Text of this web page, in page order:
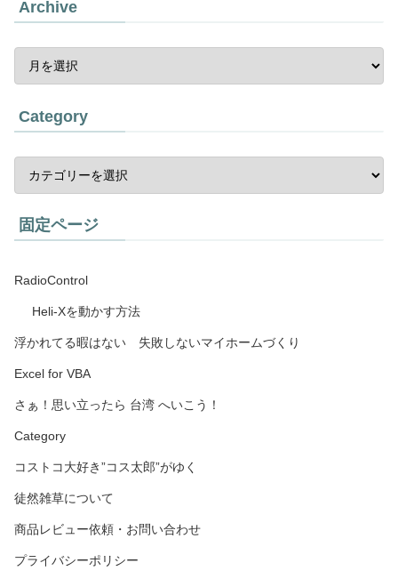
Archive
Category
固定ページ
RadioControl
Heli-Xを動かす方法
浮かれてる暇はない 失敗しないマイホームづくり
Excel for VBA
さぁ！思い立ったら 台湾 へいこう！
Category
コストコ大好き”コス太郎”がゆく
徒然雑草について
商品レビュー依頼・お問い合わせ
プライバシーポリシー